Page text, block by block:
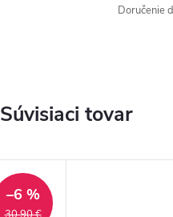
Doručenie
Súvisiaci tovar
–6 %